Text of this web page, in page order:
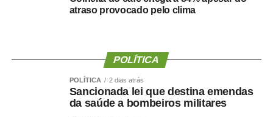
Em nota, a Prefeitura de Cuiabá afirmou que não há
Segundo o município, Danielle Carmona possui todos os
direitos garantidos por lei, incluindo férias e benefícios
como o prêmio saúde, desde que atendidos os critérios
estabelecidos.
atraso provocado pelo clima
POLÍTICA
POLÍTICA 2 dias atrás
Sancionada lei que destina emendas
da saúde a bombeiros militares